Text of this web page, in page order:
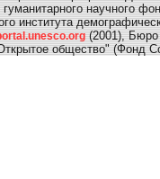
гуманитарного научного
института
(2001),
общество" (Фонд